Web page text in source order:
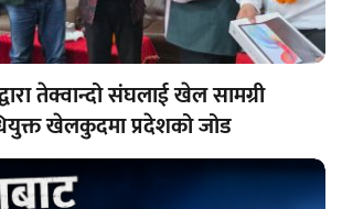
तेक्वान्दो संघलाई खेल सामग्री
खेलकुदमा प्रदेशको जोड